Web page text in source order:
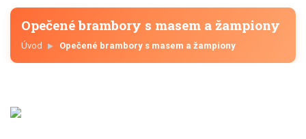
Opečené brambory s masem a žampiony
Úvod Opečené brambory s masem a žampiony